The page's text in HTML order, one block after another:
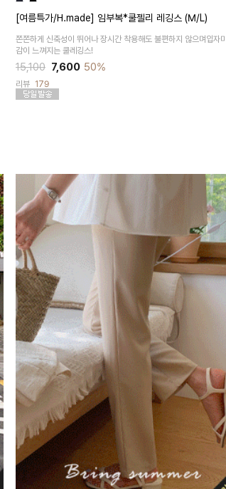
[여름특가/H.made] 임부복*쿨젤리 레깅스 (M/L)
쫀쫀하게 신축성이 뛰어나 장시간 착용해도 불편하지 않으며입자
감이 느껴지는 쿨레깅스!
15,100 7,600 50%
리뷰 179